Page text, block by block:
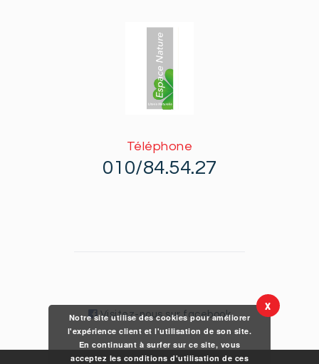
Téléphone
010/84.54.27
Visitez-nous sur facebook
Notre site utilise des cookies pour améliorer
l'expérience client et l'utilisation de son site.
En continuant à surfer sur ce site, vous
acceptez les conditions d'utilisation de ces
X